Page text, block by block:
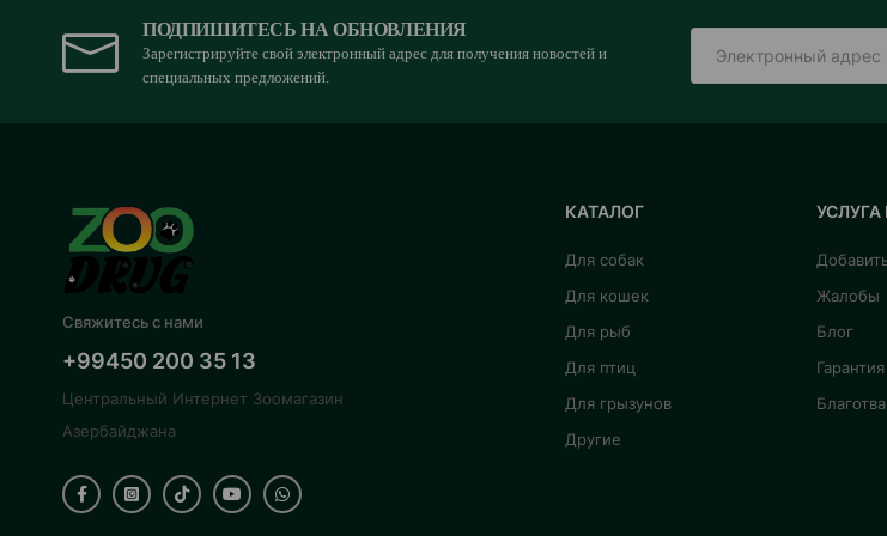
ПОДПИШИТЕСЬ НА ОБНОВЛЕНИЯ
Зарегистрируйте свой электронный адрес для получения новостей и
специальных предложений.
Свяжитесь с нами
+99450 200 35 13
Центральный Интернет Зоомагазин
Азербайджана
КАТАЛОГ
Для собак
Для кошек
Для рыб
Для птиц
Для грызунов
Другие
Жалобы
Блог
Гарантия